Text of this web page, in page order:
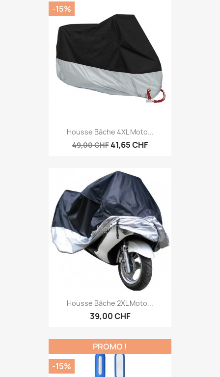
Housse Bâche 4XL Moto...
49,00 CHF41,65 CHF
-15%
Housse Bâche 2XL Moto...
39,00 CHF
PROMO !
-15%